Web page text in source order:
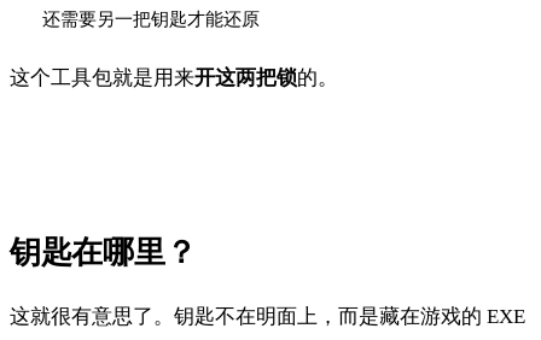
这个工具包就是用来开这两把锁的。
钥匙在哪里？
这就很有意思了。钥匙不在明面上，而是藏在游戏的 EXE